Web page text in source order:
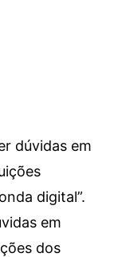
dúvidas em
digital”.
em
dos